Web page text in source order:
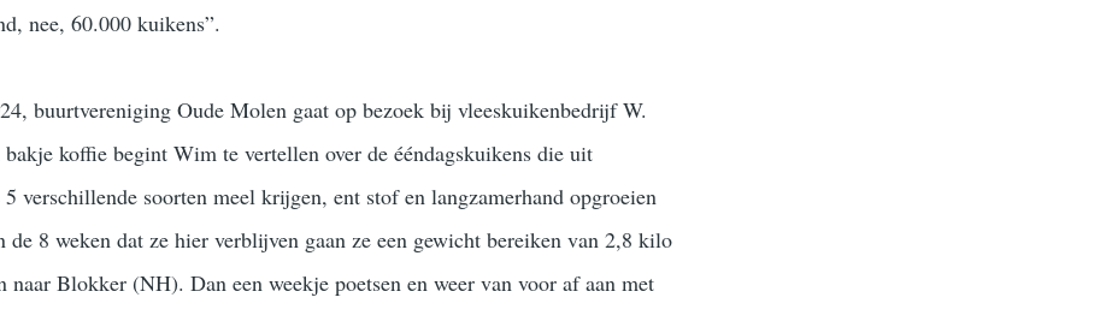
nee, 60.000 kuikens”.
buurtvereniging Oude Molen gaat op bezoek bij vleeskuikenbedrijf W.
koffie begint Wim te vertellen over de ééndagskuikens die uit
verschillende soorten meel krijgen, ent stof en langzamerhand opgroeien
8 weken dat ze hier verblijven gaan ze een gewicht bereiken van 2,8 kilo
naar Blokker (NH). Dan een weekje poetsen en weer van voor af aan met